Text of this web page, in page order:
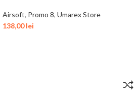
Airsoft, Promo 8, Umarex Store
138,00lei